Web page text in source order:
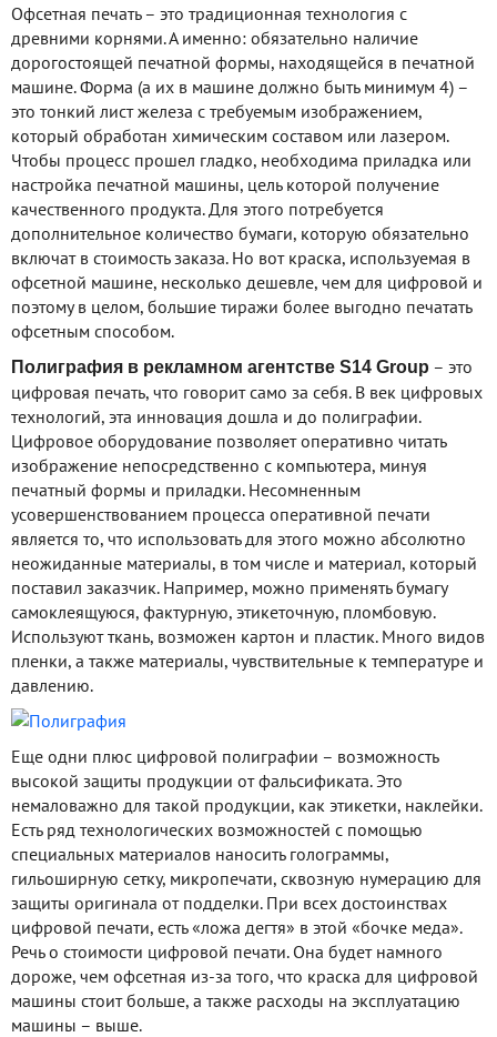
Офсетная печать – это традиционная технология с
древними корнями. А именно: обязательно наличие
дорогостоящей печатной формы, находящейся в печатной
машине. Форма (а их в машине должно быть минимум 4) –
это тонкий лист железа с требуемым изображением,
который обработан химическим составом или лазером.
Чтобы процесс прошел гладко, необходима приладка или
настройка печатной машины, цель которой получение
качественного продукта. Для этого потребуется
дополнительное количество бумаги, которую обязательно
включат в стоимость заказа. Но вот краска, используемая в
офсетной машине, несколько дешевле, чем для цифровой и
поэтому в целом, большие тиражи более выгодно печатать
офсетным способом.
Полиграфия в рекламном агентстве S14 Group – это
цифровая печать, что говорит само за себя. В век цифровых
технологий, эта инновация дошла и до полиграфии.
Цифровое оборудование позволяет оперативно читать
изображение непосредственно с компьютера, минуя
печатный формы и приладки. Несомненным
усовершенствованием процесса оперативной печати
является то, что использовать для этого можно абсолютно
неожиданные материалы, в том числе и материал, который
поставил заказчик. Например, можно применять бумагу
самоклеящуюся, фактурную, этикеточную, пломбовую.
Используют ткань, возможен картон и пластик. Много видов
пленки, а также материалы, чувствительные к температуре и
давлению.
Еще одни плюс цифровой полиграфии – возможность
высокой защиты продукции от фальсификата. Это
немаловажно для такой продукции, как этикетки, наклейки.
Есть ряд технологических возможностей с помощью
специальных материалов наносить голограммы,
гильоширную сетку, микропечати, сквозную нумерацию для
защиты оригинала от подделки. При всех достоинствах
цифровой печати, есть «ложа дегтя» в этой «бочке меда».
Речь о стоимости цифровой печати. Она будет намного
дороже, чем офсетная из-за того, что краска для цифровой
машины стоит больше, а также расходы на эксплуатацию
машины – выше.